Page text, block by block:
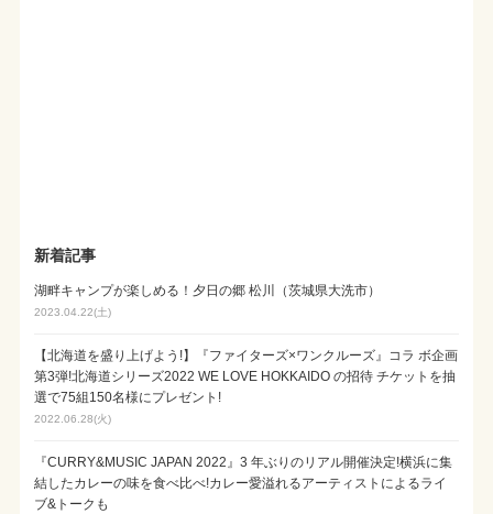
新着記事
湖畔キャンプが楽しめる！夕日の郷 松川（茨城県大洗市）
2023.04.22(土)
【北海道を盛り上げよう!】『ファイターズ×ワンクルーズ』コラ ボ企画
第3弾!北海道シリーズ2022 WE LOVE HOKKAIDO の招待 チケットを抽
選で75組150名様にプレゼント!
2022.06.28(火)
『CURRY&MUSIC JAPAN 2022』3 年ぶりのリアル開催決定!横浜に集
結したカレーの味を食べ比べ!カレー愛溢れるアーティストによるライ
ブ&トークも